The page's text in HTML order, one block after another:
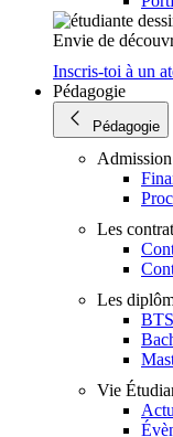
Envie de
Inscris-toi à un
Pédagogie
Pédagogie
Admission
Les
Les
BTS
Vie